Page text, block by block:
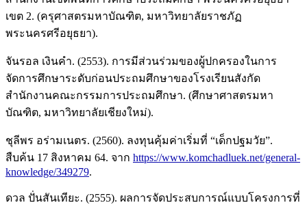
เขต 2. (ครุศาสตรมหาบัณฑิต, มหาวิทยาลัยราชภัฏ
พระนครศรีอยุธยา).
จันรอล เงินคำ. (2553). การมีส่วนร่วมของผู้ปกครองในการ
จัดการศึกษาระดับก่อนประถมศึกษาของโรงเรียนสังกัด
สำนักงานคณะกรรมการประถมศึกษา. (ศึกษาศาสตรมหา
บัณฑิต, มหาวิทยาลัยเชียงใหม่).
ชุลีพร อร่ามเนตร. (2560). ลงทุนคุ้มค่าเริ่มที่ “เด็กปฐมวัย”.
สืบค้น 17 สิงหาคม 64. จาก https://www.komchadluek.net/general-
knowledge/349279.
ดวล ปั่นสันเทียะ. (2555). ผลการจัดประสบการณ์แบบโครงการที่